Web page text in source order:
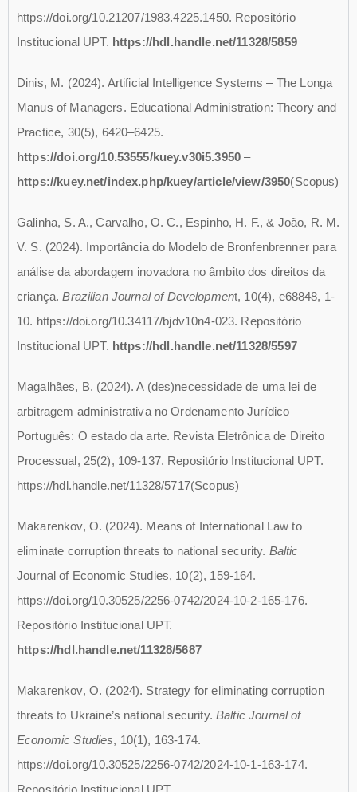
https://doi.org/10.21207/1983.4225.1450. Repositório
Institucional UPT. https://hdl.handle.net/11328/5859
Dinis, M. (2024). Artificial Intelligence Systems – The Longa
Manus of Managers. Educational Administration: Theory and
Practice, 30(5), 6420–6425.
https://doi.org/10.53555/kuey.v30i5.3950 –
https://kuey.net/index.php/kuey/article/view/3950(Scopus)
Galinha, S. A., Carvalho, O. C., Espinho, H. F., & João, R. M.
V. S. (2024). Importância do Modelo de Bronfenbrenner para
análise da abordagem inovadora no âmbito dos direitos da
criança. Brazilian Journal of Development, 10(4), e68848, 1-
10. https://doi.org/10.34117/bjdv10n4-023. Repositório
Institucional UPT. https://hdl.handle.net/11328/5597
Magalhães, B. (2024). A (des)necessidade de uma lei de
arbitragem administrativa no Ordenamento Jurídico
Português: O estado da arte. Revista Eletrônica de Direito
Processual, 25(2), 109-137. Repositório Institucional UPT.
https://hdl.handle.net/11328/5717(Scopus)
Makarenkov, O. (2024). Means of International Law to
eliminate corruption threats to national security. Baltic
Journal of Economic Studies, 10(2), 159-164.
https://doi.org/10.30525/2256-0742/2024-10-2-165-176.
Repositório Institucional UPT.
https://hdl.handle.net/11328/5687
Makarenkov, O. (2024). Strategy for eliminating corruption
threats to Ukraine’s national security. Baltic Journal of
Economic Studies, 10(1), 163-174.
https://doi.org/10.30525/2256-0742/2024-10-1-163-174.
Repositório Institucional UPT.